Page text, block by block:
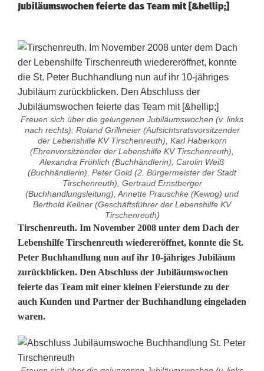
Jubiläumswochen feierte das Team mit [&hellip;]
Freuen sich über die gelungenen Jubiläumswochen (v. links
nach rechts): Roland Grillmeier (Aufsichtsratsvorsitzender
der Lebenshilfe KV Tirschenreuth), Karl Haberkorn
(Ehrenvorsitzender der Lebenshilfe KV Tirschenreuth),
Alexandra Fröhlich (Buchhändlerin), Carolin Weiß
(Buchhändlerin), Peter Gold (2. Bürgermeister der Stadt
Tirschenreuth), Gertraud Ernstberger
(Buchhandlungsleitung), Annette Prauschke (Kewog) und
Berthold Kellner (Geschäftsführer der Lebenshilfe KV
Tirschenreuth)
G
e
l
u
n
g
e
Tirschenreuth. Im November 2008 unter dem Dach der
Lebenshilfe Tirschenreuth wiedereröffnet, konnte die St.
Peter Buchhandlung nun auf ihr 10-jähriges Jubiläum
zurückblicken. Den Abschluss der Jubiläumswochen
feierte das Team mit einer kleinen Feierstunde zu der
auch Kunden und Partner der Buchhandlung eingeladen
waren.